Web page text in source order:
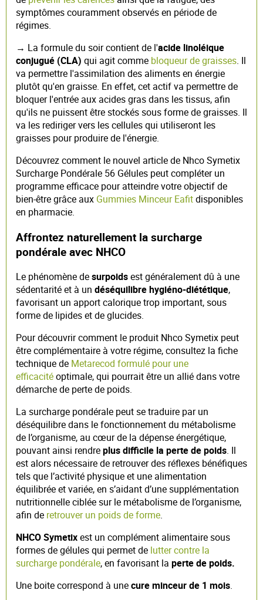
symptômes couramment observés en période de
régimes.
→ La formule du soir contient de l'acide linoléique
conjugué (CLA) qui agit comme bloqueur de graisses. Il
va permettre l'assimilation des aliments en énergie
plutôt qu'en graisse. En effet, cet actif va permettre de
bloquer l'entrée aux acides gras dans les tissus, afin
qu'ils ne puissent être stockés sous forme de graisses. Il
va les rediriger vers les cellules qui utiliseront les
graisses pour produire de l'énergie.
Découvrez comment le nouvel article de Nhco Symetix
Surcharge Pondérale 56 Gélules peut compléter un
programme efficace pour atteindre votre objectif de
bien-être grâce aux Gummies Minceur Eafitdisponibles
en pharmacie.
Affrontez naturellement la surcharge
pondérale avec NHCO
Le phénomène desurpoidsest généralement dû à une
sédentarité et à un déséquilibre hygiéno-diététique,
favorisant un apport calorique trop important, sous
forme de lipides et de glucides.
Pour découvrir comment le produit Nhco Symetix peut
être complémentaire à votre régime, consultez la fiche
technique de Metarecod formulé pour une
efficacitéoptimale, qui pourrait être un allié dans votre
démarche de perte de poids.
La surcharge pondérale peut se traduire par un
déséquilibre dans le fonctionnement du métabolisme
de l’organisme, au cœur de la dépense énergétique,
pouvant ainsi rendreplus difficile la perte de poids. Il
est alors nécessaire de retrouver des réflexes bénéfiques
tels que l’activité physique et une alimentation
équilibrée et variée, en s’aidant d’une supplémentation
nutritionnelle ciblée sur le métabolisme de l’organisme,
afin de retrouver un poids de forme.
NHCO Symetixest un complément alimentaire sous
formes de gélules qui permet de lutter contre la
surcharge pondérale, en favorisant la perte de poids.
Une boite correspond à unecure minceur de 1 mois.